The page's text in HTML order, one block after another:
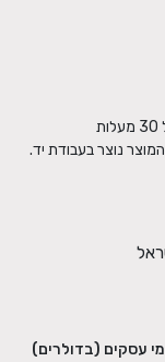
חו"ל באמצעות דואר ישראל בין 15 – 10 ימי עסקים (בדולרים)